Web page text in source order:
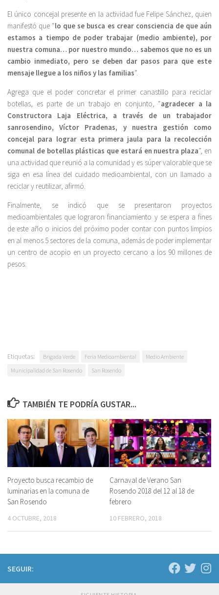
El único concejal presente en la actividad fue Felipe Sánchez, quien
manifestó que “lo que se busca es crear consciencia de que aún
estamos a tiempo de poder trabajar (medio ambiente), por
nuestra comuna… por nuestro mundo… sabemos que no es un
cambio inmediato, pero se deben dar pasos para que este
mensaje llegue a los niños y las familias”.
Agrega que el poder concretar el primer canastillo para reciclar
botellas, es parte de un trabajo en conjunto, “agradecer a la
Constructora Laja Eléctrica, a través de un trabajador
sanrosendino, Víctor Pradenas, y nuestra gestión como
concejal para lograr esta primera jaula para la recolección
comunal de botellas plásticas que estará en nuestra plaza”, en
una actividad que reunió a la comunidad y es súper valorable que se
siga en esa línea del cuidado medioambiental, con un llamado a
reciclar y reutilizar, afirmó.
Finalmente, se indicó que se presentaron proyectos
medioambientales que lograron financiamiento y se espera a fines
de este año o inicios del próximo poder contar con puntos limpios
en al menos 5 sectores de la comuna, además de poder implementar
un centro de acopio en un proyecto cercano a los 90 millones de
pesos.
Etiquetas: Brigada Verde Feria Medioambiental
Medio Ambiente
Municipalidad de San Rosendo
San Rosendo
TAMBIÉN TE PODRÍA GUSTAR...
Proyecto busca recambio de
luminarias en la comuna de
San Rosendo
4 OCTUBRE, 2018
Carnaval de Verano San
Rosendo 2018 del 12 al 18 de
febrero
10 FEBRERO, 2018
SEGUIR: